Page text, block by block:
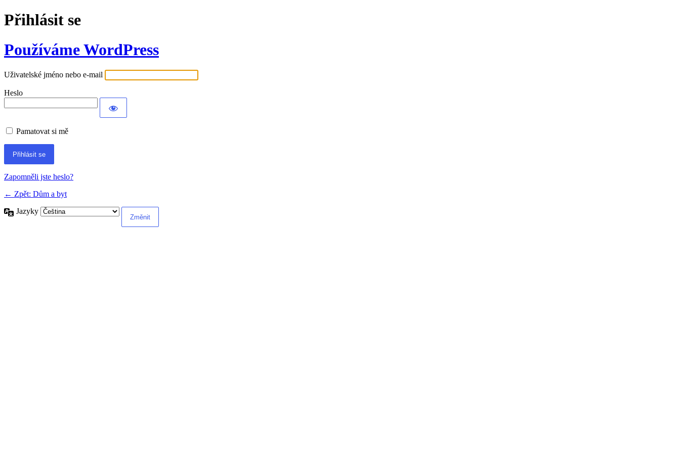
Přihlásit se
Používáme WordPress
Uživatelské jméno nebo e-mail
Heslo
Pamatovat si mě
Alternative:
Zapomněli jste heslo?
← Zpět: Dům a byt
Jazyky